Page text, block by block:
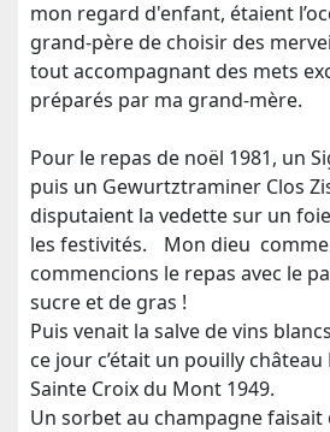
mon regard d'enfant, étaient
grand-père de choisir des
tout accompagnant des mets
préparés par ma grand-mère.
Pour le repas de noël 1981, un
puis un Gewurtztraminer Clos
disputaient la vedette sur un
les festivités. Mon dieu
commencions le repas avec le
sucre et de gras !
Puis venait la salve de vins
ce jour c’était un pouilly
Sainte Croix du Mont 1949.
Un sorbet au champagne